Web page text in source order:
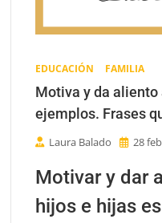
EDUCACIÓN FAMILIA
Motiva y da
ejemplos. Frases
Laura Balado 28
Motivar y dar
hijos e hijas